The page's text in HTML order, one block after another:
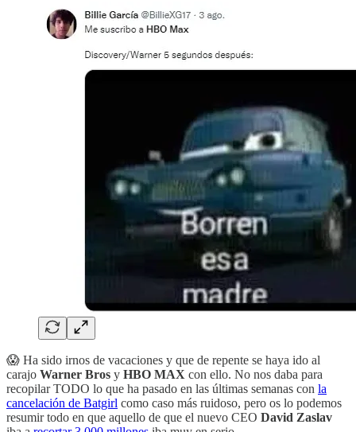
😱 Ha sido irnos de vacaciones y que de repente se haya ido al
carajo Warner Bros y HBO MAX con ello. No nos daba para
recopilar TODO lo que ha pasado en las últimas semanas con la
cancelación de Batgirl como caso más ruidoso, pero os lo podemos
resumir todo en que aquello de que el nuevo CEO David Zaslav